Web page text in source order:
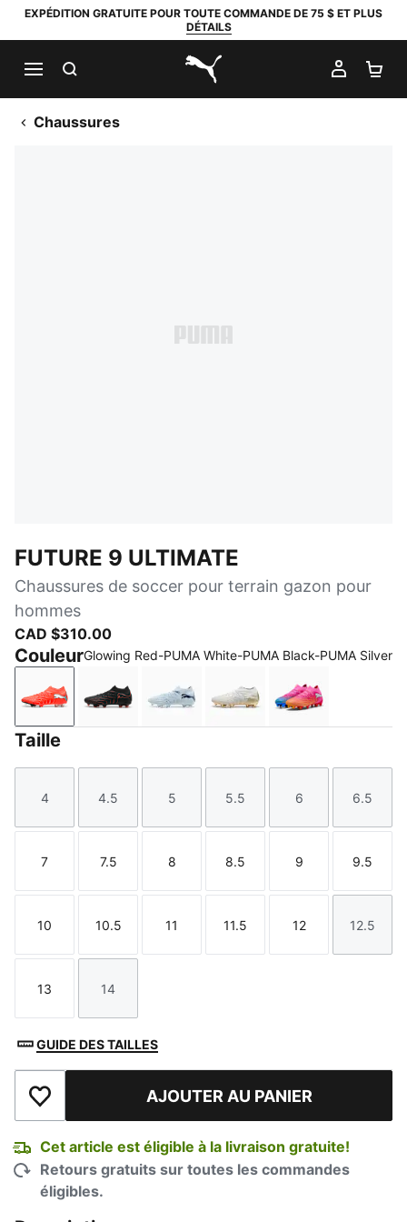
EXPÉDITION GRATUITE POUR TOUTE COMMANDE DE 75 $ ET PLUS
DÉTAILS
PUMA.com
MON
Chaussures
FUTURE 9 ULTIMATE
Chaussures de soccer pour terrain gazon pour
hommes
CAD $310.00
CouleurGlowing Red-PUMA White-PUMA Black-PUMA Silver
Glowing Red-PUMA White-PUMA Black-PUMA Silver
PUMA Black-Glowing Red-Strong Gray
Icy Blue-Blue Jewel
PUMA White-Metallic
Poison Pink-
Taille
Taille
4
Taille
4.5
Taille
5
Taille
5.5
Taille
6
Taille
6.5
Taille
7
Taille
7.5
Taille
8
Taille
8.5
Taille
9
Taille
9.5
Taille
10
Taille
10.5
Taille
11
Taille
11.5
Taille
12
Taille
12.5
Taille
13
Taille
14
GUIDE DES TAILLES
Ajouter à la liste de souhaits
AJOUTER AU PANIER
Cet article est éligible à la livraison gratuite!
Retours gratuits sur toutes les commandes
éligibles.